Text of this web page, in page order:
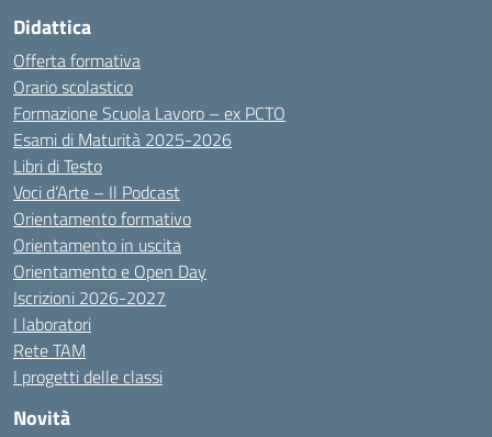
Didattica
Offerta formativa
Orario scolastico
Formazione Scuola Lavoro – ex PCTO
Esami di Maturità 2025-2026
Libri di Testo
Voci d’Arte – Il Podcast
Orientamento formativo
Orientamento in uscita
Orientamento e Open Day
Iscrizioni 2026-2027
I laboratori
Rete TAM
I progetti delle classi
Novità